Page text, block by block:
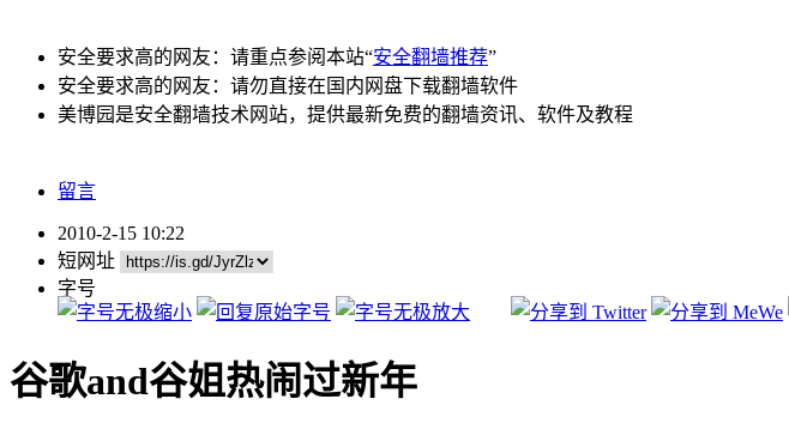
安全要求高的网友：请重点参阅本站“安全翻墙推荐”
安全要求高的网友：请勿直接在国内网盘下载翻墙软件
美博园是安全翻墙技术网站，提供最新免费的翻墙资讯、软件及教程
留言
2010-2-15 10:22
短网址
字号
谷歌and谷姐热闹过新年